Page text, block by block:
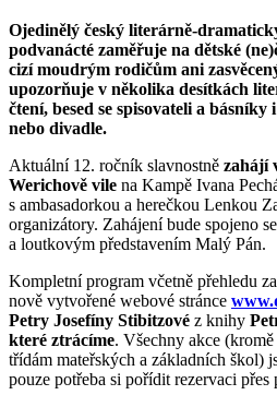
Ojedinělý český literárně-
podvanácté zaměřuje na dětské
cizí moudrým rodičům ani
upozorňuje v několika desítkách
čtení, besed se spisovateli a
nebo divadle.
Aktuální 12. ročník slavnostně zahájí
Werichově vile na Kampě Ivana
s ambasadorkou a herečkou Lenkou
organizátory. Zahájení bude spojeno
a loutkovým představením Malý Pán.
Kompletní program včetně přehledu
nově vytvořené webové stránce
Petry Josefíny Stibitzové z knihy
které ztrácíme. Všechny akce
třídám mateřských a základních škol)
pouze potřeba si pořídit rezervaci přes